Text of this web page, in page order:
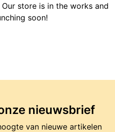
store is in the works and
soon!
nieuwsbrief
van nieuwe artikelen